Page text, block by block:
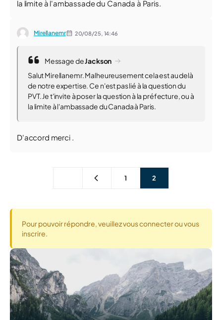
la limite à l'ambassade du Canada à Paris.
Mirellanemr 20/08/25, 14:46
Message deJackson
Salut Mirellanemr. Malheureusement cela est au delà
de notre expertise. Ce n'est pas lié à la question du
PVT. Je t'invite à poser la question à la préfecture, ou à
la limite à l'ambassade du Canada à Paris.
D'accord merci .
1 2
Pour pouvoir répondre, veuillez vous connecter ou vous
inscrire.